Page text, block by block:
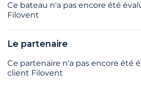
Ce bateau n'a pas encore été
Filovent
Le partenaire
Ce partenaire n'a pas encore été
client Filovent